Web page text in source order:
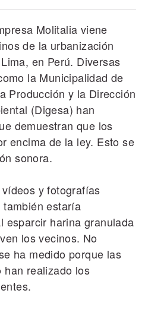
Molitalia viene
de la urbanización
en Perú. Diversas
la Municipalidad de
Producción y la Dirección
(Digesa) han
demuestran que los
encima de la ley. Esto se
sonora.
y fotografías
estaría
esparcir harina granulada
los vecinos. No
ha medido porque las
han realizado los